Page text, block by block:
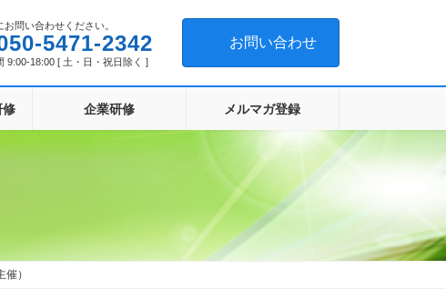
お問い合わせください。
5471-2342
9:00-18:00 [ 土・日・祝日除く ]
お問い合わせ
企業研修 メルマガ登録
）